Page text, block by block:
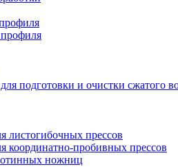
подготовки и очистки сжатого
листогибочных прессов
координатно-пробивных прессов
ножниц